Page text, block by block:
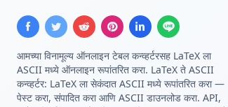
आमच्या विनामूल्य ऑनलाइन टेबल कन्व्हर्टरसह LaTeX ला
ASCII मध्ये ऑनलाइन रूपांतरित करा. LaTeX ते ASCII
कन्व्हर्टर: LaTeX ला सेकंदात ASCII मध्ये रूपांतरित करा —
पेस्ट करा, संपादित करा आणि ASCII डाउनलोड करा. API,